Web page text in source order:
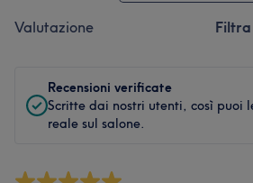
Valutazione
Recensioni verificate
Scritte dai nostri utenti, così puoi
reale sul salone.